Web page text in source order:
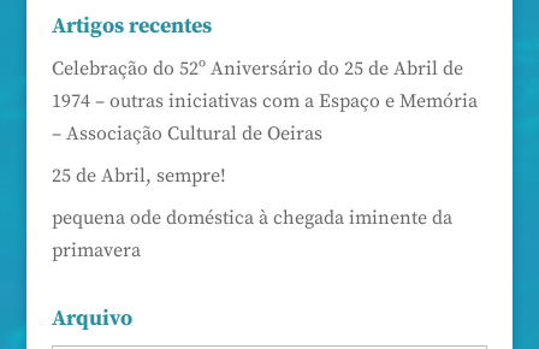
Artigos recentes
Celebração do 52º Aniversário do 25 de Abril de
1974 – outras iniciativas com a Espaço e Memória
– Associação Cultural de Oeiras
25 de Abril, sempre!
pequena ode doméstica à chegada iminente da
primavera
Arquivo